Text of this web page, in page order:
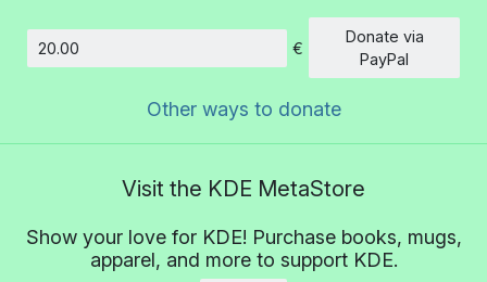
Amount
€
Donate via
PayPal
Other ways to donate
Visit the KDE MetaStore
Show your love for KDE! Purchase books, mugs,
apparel, and more to support KDE.